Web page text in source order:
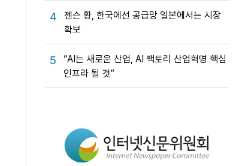
4
젠슨 황, 한국에선 공급망 일본에서는 시장
확보
5
“AI는 새로운 산업, AI 팩토리 산업혁명 핵심
인프라 될 것”